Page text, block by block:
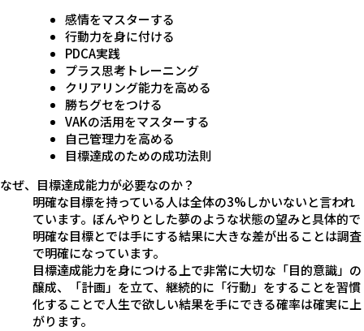
感情をマスターする
行動力を身に付ける
PDCA実践
プラス思考トレーニング
クリアリング能力を高める
勝ちグセをつける
VAKの活用をマスターする
自己管理力を高める
目標達成のための成功法則
なぜ、目標達成能力が必要なのか？
明確な目標を持っている人は全体の3%しかいないと言われ
ています。ぼんやりとした夢のような状態の望みと具体的で
明確な目標とでは手にする結果に大きな差が出ることは調査
で明確になっています。
目標達成能力を身につける上で非常に大切な「目的意識」の
醸成、「計画」を立て、継続的に「行動」をすることを習慣
化することで人生で欲しい結果を手にできる確率は確実に上
がります。